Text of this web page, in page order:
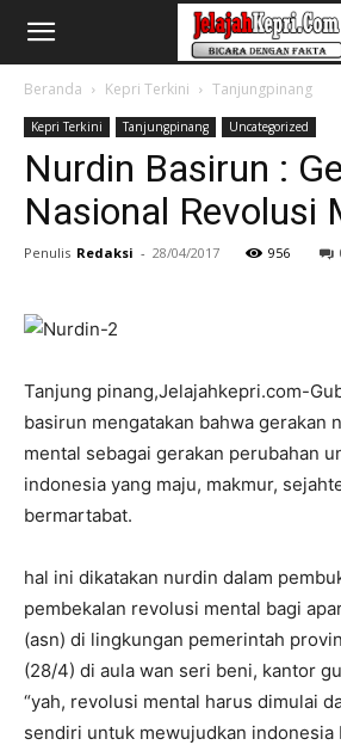
Beranda Kepri Terkini Tanjungpinang
Kepri Terkini Tanjungpinang Uncategorized
Nurdin Basirun :
Nasional Revolusi
Penulis Redaksi - 28/04/2017 956
Tanjung pinang,Jelajahkepri.com-
basirun mengatakan bahwa gerakan
mental sebagai gerakan perubahan
indonesia yang maju, makmur,
bermartabat.
hal ini dikatakan nurdin dalam
pembekalan revolusi mental bagi
(asn) di lingkungan pemerintah
(28/4) di aula wan seri beni, kantor
“yah, revolusi mental harus dimulai
sendiri untuk mewujudkan indonesia